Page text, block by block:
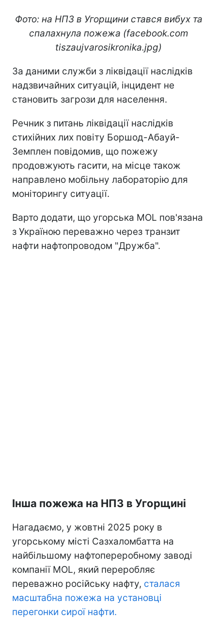
Фото: на НПЗ в Угорщини стався вибух та
спалахнула пожежа (facebook.com
tiszaujvarosikronika.jpg)
За даними служби з ліквідації наслідків
надзвичайних ситуацій, інцидент не
становить загрози для населення.
Речник з питань ліквідації наслідків
стихійних лих повіту Боршод-Абауй-
Земплен повідомив, що пожежу
продовжують гасити, на місце також
направлено мобільну лабораторію для
моніторингу ситуації.
Варто додати, що угорська MOL пов'язана
з Україною переважно через транзит
нафти нафтопроводом "Дружба".
Інша пожежа на НПЗ в Угорщині
Нагадаємо, у жовтні 2025 року в
угорському місті Сазхаломбатта на
найбільшому нафтопереробному заводі
компанії MOL, який переробляє
переважно російську нафту, сталася
масштабна пожежа на установці
перегонки сирої нафти.